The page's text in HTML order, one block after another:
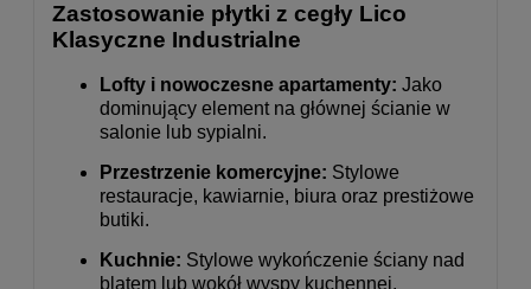
Zastosowanie płytki z cegły Lico
Klasyczne Industrialne
Lofty i nowoczesne apartamenty: Jako
dominujący element na głównej ścianie w
salonie lub sypialni.
Przestrzenie komercyjne: Stylowe
restauracje, kawiarnie, biura oraz prestiżowe
butiki.
Kuchnie: Stylowe wykończenie ściany nad
blatem lub wokół wyspy kuchennej.